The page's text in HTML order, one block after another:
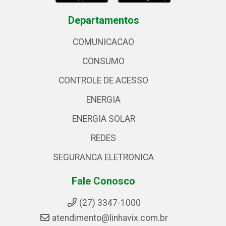
Departamentos
COMUNICACAO
CONSUMO
CONTROLE DE ACESSO
ENERGIA
ENERGIA SOLAR
REDES
SEGURANCA ELETRONICA
Fale Conosco
(27) 3347-1000
atendimento@linhavix.com.br